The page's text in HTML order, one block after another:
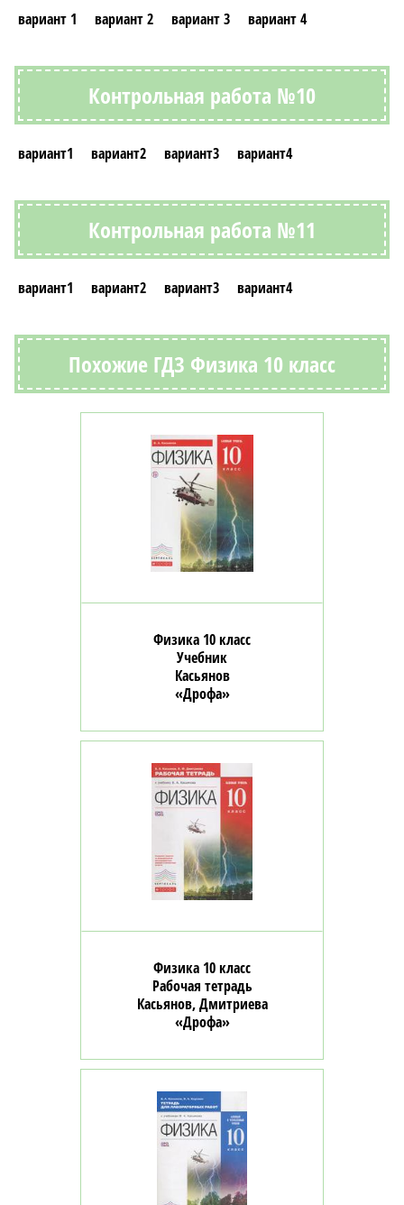
вариант 1 вариант 2 вариант 3 вариант 4
Контрольная работа №10
вариант1 вариант2 вариант3 вариант4
Контрольная работа №11
вариант1 вариант2 вариант3 вариант4
Похожие ГДЗ Физика 10 класс
Физика 10 класс
Учебник
Касьянов
«Дрофа»
Физика 10 класс
Рабочая тетрадь
Касьянов, Дмитриева
«Дрофа»